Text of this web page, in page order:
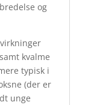
og
kvalme
typisk i
(der er
unge